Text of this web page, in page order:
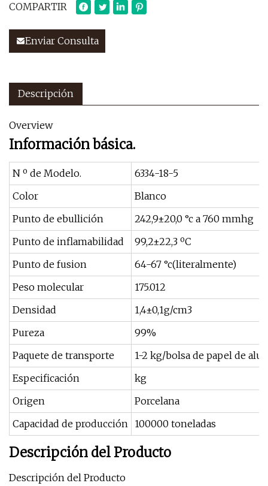
COMPARTIR
Enviar Consulta
Descripción
Overview
Información básica.
N º de Modelo.
6334-18-5
Color
Blanco
Punto de ebullición
242,9±20,0 °c a 760 mmhg
Punto de inflamabilidad
99,2±22,3 ºC
Punto de fusion
64-67 °c(literalmente)
Peso molecular
175.012
Densidad
1,4±0,1g/cm3
Pureza
99%
Paquete de transporte
1-2 kg/bolsa de papel de
Especificación
kg
Origen
Porcelana
Capacidad de producción 100000 toneladas
Descripción del Producto
Descripción del Producto